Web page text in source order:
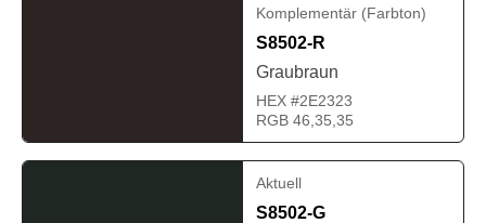
Komplementär (Farbton)
S8502-R
Graubraun
HEX #2E2323
RGB 46,35,35
Aktuell
S8502-G